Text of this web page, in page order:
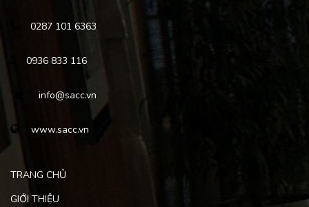
0287 101 6363
0936 833 116
info@sacc.vn
www.sacc.vn
TRANG CHỦ
GIỚI THIỆU